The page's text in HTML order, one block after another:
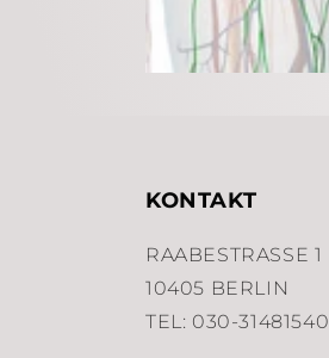
KONTAKT
RAABESTRASSE 1
10405 BERLIN
TEL: 030-31481540